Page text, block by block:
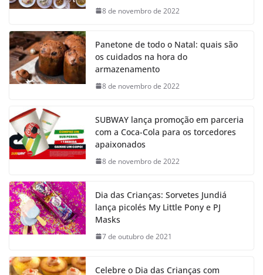
8 de novembro de 2022
Panetone de todo o Natal: quais são
os cuidados na hora do
armazenamento
8 de novembro de 2022
SUBWAY lança promoção em parceria
com a Coca-Cola para os torcedores
apaixonados
8 de novembro de 2022
Dia das Crianças: Sorvetes Jundiá
lança picolés My Little Pony e PJ
Masks
7 de outubro de 2021
Celebre o Dia das Crianças com